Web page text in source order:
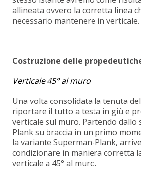
allineata ovvero la corretta linea
necessario mantenere in verticale.
Costruzione delle
Verticale 45° al muro
Una volta consolidata la tenuta
riportare il tutto a testa in giù e
verticale sul muro. Partendo dallo
Plank su braccia in un primo
la variante Superman-Plank,
condizionare in maniera corretta
verticale a 45° al muro.